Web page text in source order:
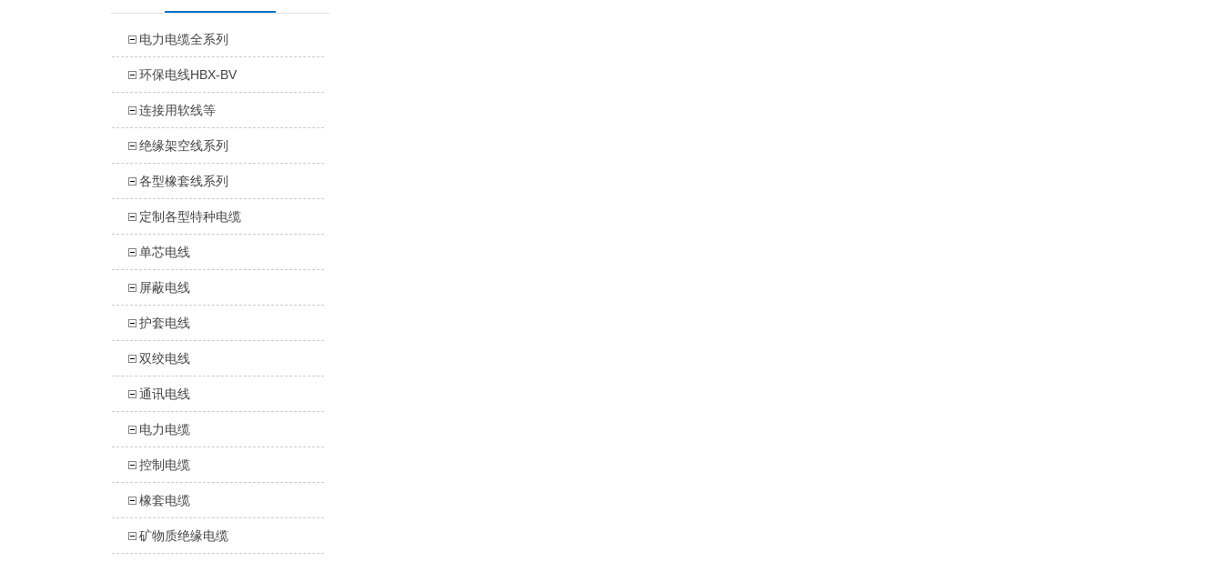
电力电缆全系列
环保电线HBX-BV
连接用软线等
绝缘架空线系列
各型橡套线系列
定制各型特种电缆
单芯电线
屏蔽电线
护套电线
双绞电线
通讯电线
电力电缆
控制电缆
橡套电缆
矿物质绝缘电缆